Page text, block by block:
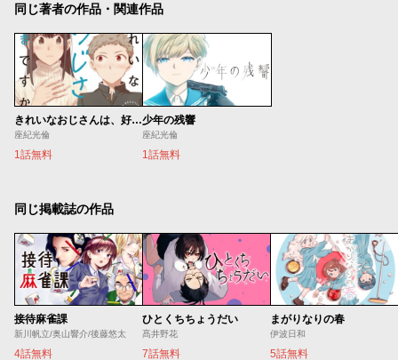
同じ著者の作品・関連作品
きれいなおじさんは、好きですか。
座紀光倫
1話無料
少年の残響
座紀光倫
1話無料
同じ掲載誌の作品
接待麻雀課
新川帆立/奥山響介/後藤悠太
4話無料
ひとくちちょうだい
髙井野花
7話無料
まがりなりの春
伊波日和
5話無料